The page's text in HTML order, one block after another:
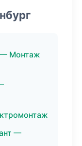
— Монтаж
—